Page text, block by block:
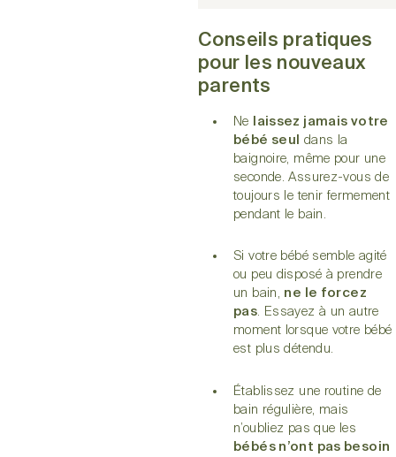
Conseils pratiques
pour les nouveaux
parents
Ne
laissez jamais votre
bébé seul
dans la
baignoire, même pour une
seconde. Assurez-vous de
toujours le tenir fermement
pendant le bain.
Si votre bébé semble agité
ou peu disposé à prendre
un bain, ne le forcez
pas. Essayez à un autre
moment lorsque votre bébé
est plus détendu.
Établissez une routine de
bain régulière, mais
n’oubliez pas que les
bébés n’ont pas besoin